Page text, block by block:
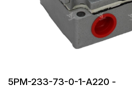
5РМ-233-73-0-1-А220 -